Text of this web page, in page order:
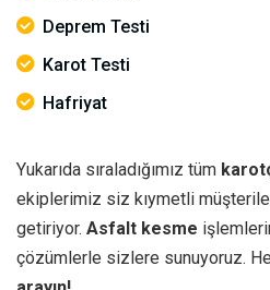
Deprem Testi
Karot Testi
Hafriyat
Yukarıda sıraladığımız tüm
ekiplerimiz siz kıymetli
getiriyor. Asfalt kesme
çözümlerle sizlere sunuyoruz.